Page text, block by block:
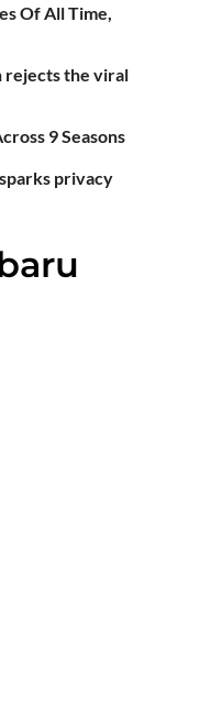
Of All Time,
rejects the viral
9 Seasons
sparks privacy